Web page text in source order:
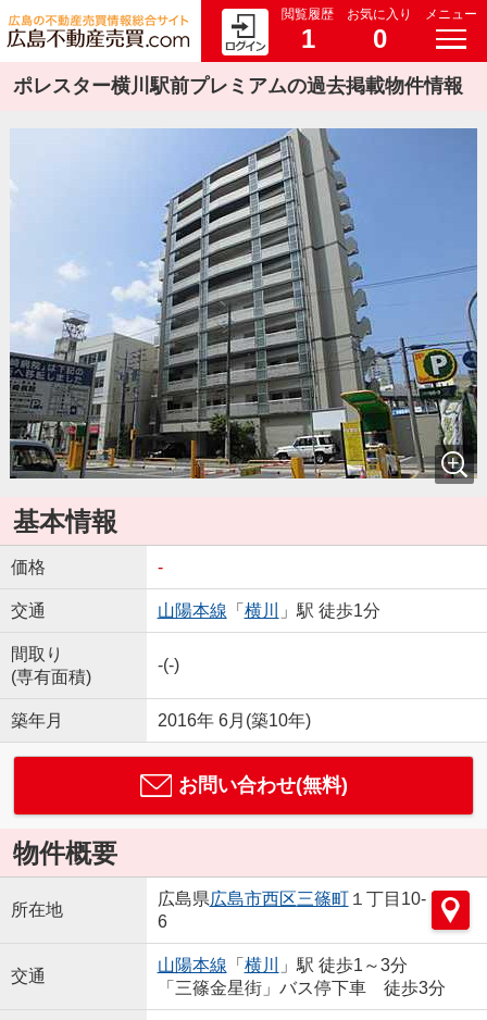
閲覧履歴
1
お気に入り
0
メニュー
ポレスター横川駅前プレミアムの過去掲載物件情報
基本情報
価格 -
交通 山陽本線 「 横川 」駅 徒歩1分
間取り
(専有面積)
-(-)
築年月 2016年 6月(築10年)
お問い合わせ(無料)
物件概要
所在地
広島県広島市西区三篠町１丁目10-
6
交通
山陽本線 「 横川
」駅 徒歩1～3分
「三篠金星街」バス停下車 徒歩3分